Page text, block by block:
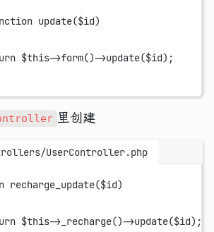
update($id)
$this->form()->update($id);
里创建
UserController.php
recharge_update($id)
$this-> _recharge()->update($id);